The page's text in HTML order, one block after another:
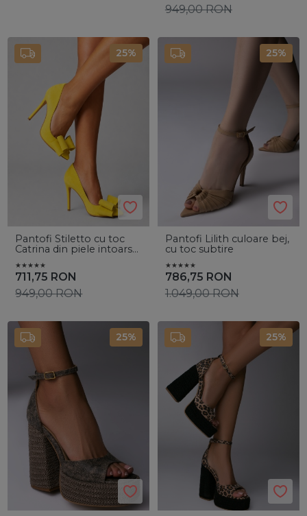
949,00RON
25%
Pantofi Stiletto cu toc
Catrina din piele intoarsa
711,75 RON
949,00RON
25%
Pantofi Lilith culoare bej,
cu toc subtire
786,75 RON
1.049,00RON
25% 25%